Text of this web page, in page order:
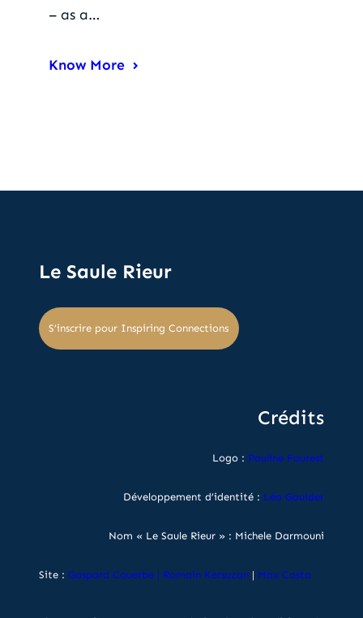
– as a…
Know More
Le Saule Rieur
S’inscrire pour Inspiring Connections
Crédits
Logo : Pauline Fourest
Développement d’identité : Léa Gouider
Nom « Le Saule Rieur » : Michele Darmouni
Site : Gaspard Couerbe | Romain Kersuzan | Max Costa